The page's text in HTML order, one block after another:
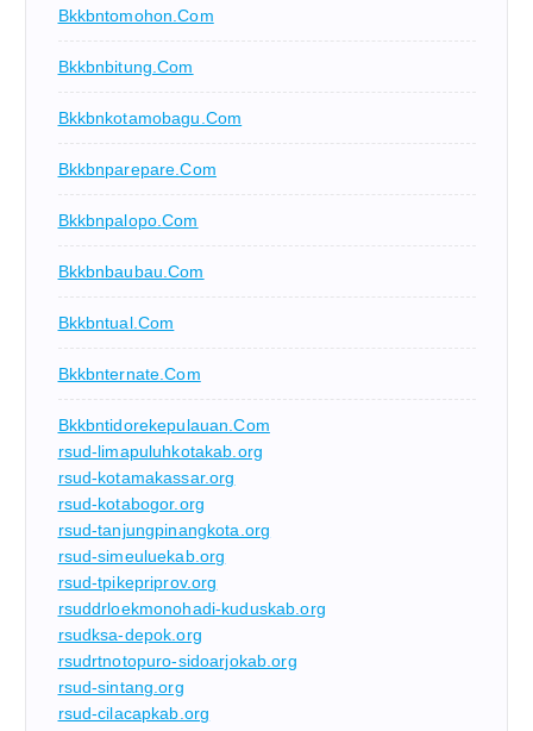
Bkkbntomohon.com
Bkkbnbitung.com
Bkkbnkotamobagu.com
Bkkbnparepare.com
Bkkbnpalopo.com
Bkkbnbaubau.com
Bkkbntual.com
Bkkbnternate.com
Bkkbntidorekepulauan.com
rsud-limapuluhkotakab.org
rsud-kotamakassar.org
rsud-kotabogor.org
rsud-tanjungpinangkota.org
rsud-simeuluekab.org
rsud-tpikepriprov.org
rsuddrloekmonohadi-kuduskab.org
rsudksa-depok.org
rsudrtnotopuro-sidoarjokab.org
rsud-sintang.org
rsud-cilacapkab.org